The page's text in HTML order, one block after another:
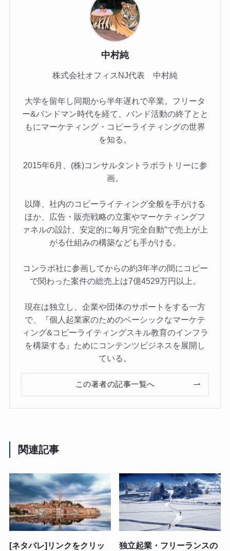
中村純
株式会社オフィスNJ代表 中村純
大学を留年し同期から半年遅れで卒業。フリータ
ー&バンドマン時代を経て、バンド活動の終了とと
もにマーケティング・コピーライティングの世界
を知る。
2015年6月、(株)コンサルタントラボラトリーに参
画。
以降、社内のコピーライティング全般を手がける
ほか、広告・販売戦略の立案やマーケティングフ
ァネルの設計、安定的に毎月“完全自動”で売上が上
がる仕組みの構築なども手がける。
コンラボ社に参画してからの約3年半の間にコピー
で関わった案件の総売上は7億4529万円以上。
現在は独立し、企業や団体のサポートをする一方
で、『個人起業家のためのベーシックなマーケテ
ィング&コピーライティングスキル教育のインフラ
を構築する』ためにコンテンツビジネスを展開し
ている。
この著者の記事一覧へ
関連記事
[ネタバレ]リンクをクリッ
独立起業・フリーランスの